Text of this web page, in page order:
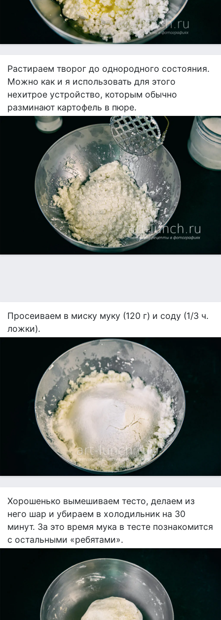
Растираем творог до однородного состояния.
Можно как и я использовать для этого
нехитрое устройство, которым обычно
разминают картофель в пюре.
Просеиваем в миску муку (120 г) и соду (1/3 ч.
ложки).
Хорошенько вымешиваем тесто, делаем из
него шар и убираем в холодильник на 30
минут. За это время мука в тесте познакомится
с остальными «ребятами».